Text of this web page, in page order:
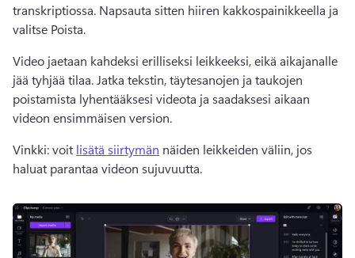
transkriptiossa. Napsauta sitten hiiren kakkospainikkeella ja
valitse Poista.
Video jaetaan kahdeksi erilliseksi leikkeeksi, eikä aikajanalle
jää tyhjää tilaa. Jatka tekstin, täytesanojen ja taukojen
poistamista lyhentääksesi videota ja saadaksesi aikaan
videon ensimmäisen version.
Vinkki: voit lisätä siirtymän näiden leikkeiden väliin, jos
haluat parantaa videon sujuvuutta.